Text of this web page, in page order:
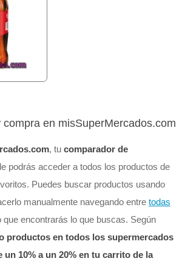
en misSuperMercados.com
, tu comparador de
podrás acceder a todos los productos de
Puedes buscar productos usando
manualmente navegando entre todas
que encontrarás lo que buscas. Según
productos en todos los supermercados
un 10% a un 20% en tu carrito de la